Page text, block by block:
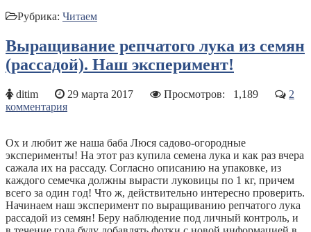
Рубрика: Читаем
Выращивание репчатого лука из семян
(рассадой). Наш эксперимент!
ditim 29 марта 2017 Просмотров: 1,189
2
комментария
Ох и любит же наша баба Люся садово-огородные
эксперименты! На этот раз купила семена лука и как раз вчера
сажала их на рассаду. Согласно описанию на упаковке, из
каждого семечка должны вырасти луковицы по 1 кг, причем
всего за один год! Что ж, действительно интересно проверить.
Начинаем наш эксперимент по выращиванию репчатого лука
рассадой из семян! Беру наблюдение под личный контроль, и